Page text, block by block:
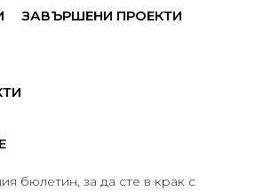
ЗАВЪРШЕНИ ПРОЕКТИ
бюлетин, за да сте в крак с